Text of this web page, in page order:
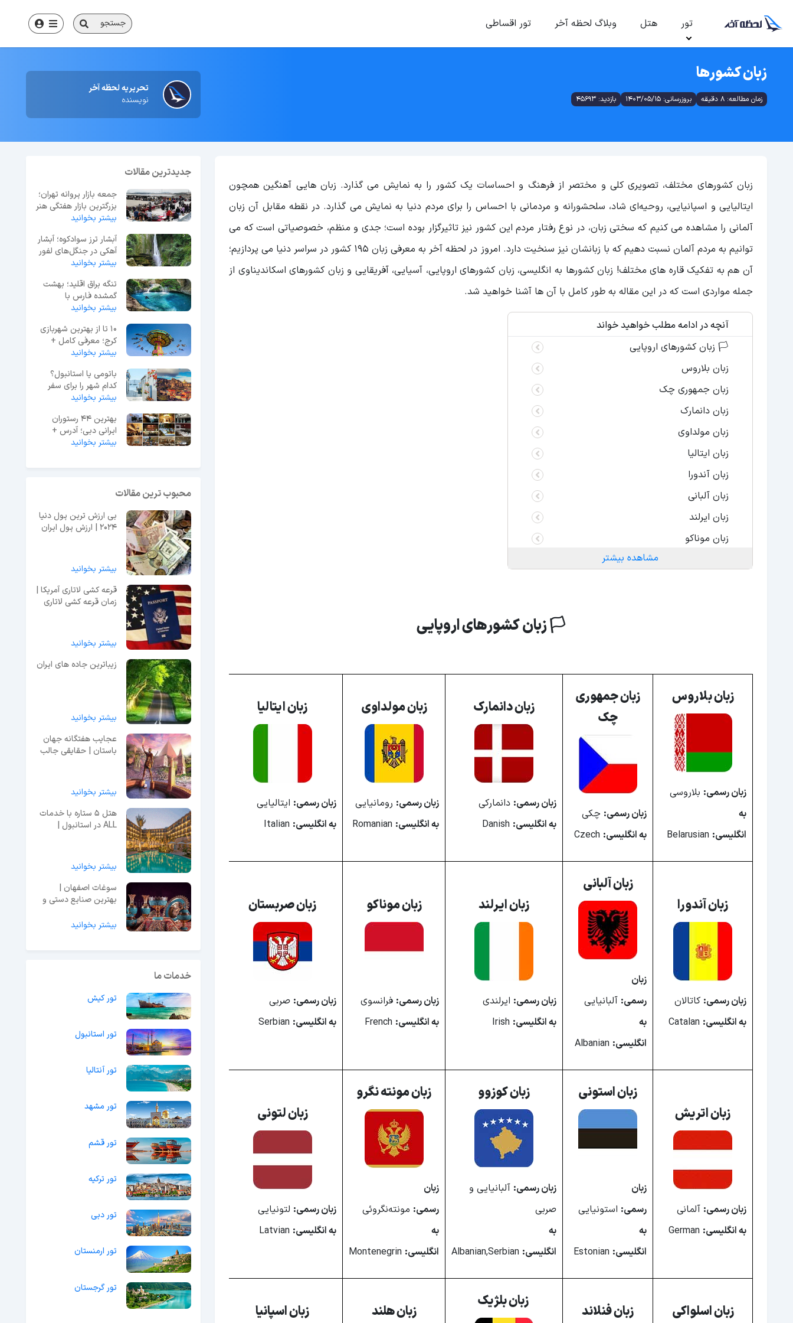
تور هتل وبلاگ لحظه آخر تور اقساطی جستجو
زبان کشورها
زمان مطالعه: 8 دقیقه بروزرسانی: 1403/05/15 بازدید: 45693
تحریریه لحظه آخر
نویسنده
زبان کشورهای مختلف، تصویری کلی و مختصر از فرهنگ و احساسات یک کشور را به نمایش می گذارد. زبان هایی آهنگین همچون
ایتالیایی و اسپانیایی، روحیه‌ای شاد، سلحشورانه و مردمانی با احساس را برای مردم دنیا به نمایش می گذارد. در نقطه مقابل آن زبان
آلمانی را مشاهده می کنیم که سختی زبان، در نوع رفتار مردم این کشور نیز تاثیرگزار بوده است؛ جدی و منظم، خصوصیاتی است که می
توانیم به مردم آلمان نسبت دهیم که با زبانشان نیز سنخیت دارد. امروز در لحظه آخر به معرفی زبان 195 کشور در سراسر دنیا می پردازیم؛
آن هم به تفکیک قاره های مختلف! زبان کشورها به انگلیسی، زبان کشورهای اروپایی، آسیایی، آفریقایی و زبان کشورهای اسکاندیناوی از
جمله مواردی است که در این مقاله به طور کامل با آن ها آشنا خواهید شد.
آنچه در ادامه مطلب خواهید خواند
🏳️ زبان کشورهای اروپایی
زبان بلاروس
زبان جمهوری چک
زبان دانمارک
زبان مولداوی
زبان ایتالیا
زبان آندورا
زبان آلبانی
زبان ایرلند
زبان موناکو
زبان اسلواکی
زبان بلژیک
زبان هلند
زبان اسپانیا
زبان آلمان
زبان لیختن اشتاین
زبان نروژ
زبان بوسنی و هرزگوین
زبان بلغارستان
زبان لیتوانی
زبان لهستان
زبان سوئد
زبان مقدونیه
زبان یونان
زبان پرتغال
زبان کرواسی
زبان مجارستان
زبان مالت
زبان ایسلند
زبان اسلوونی
زبان سان مارینو
مشاهده بیشتر
🏳️ زبان کشورهای اروپایی
زبان بلاروس
زبان رسمی: بلاروسی
به
انگلیسی:
زبان جمهوری
چک
زبان رسمی: چکی
به انگلیسی:
زبان دانمارک
زبان رسمی: دانمارکی
به انگلیسی:
زبان مولداوی
زبان رسمی:
به انگلیسی:
زبان ایتالیا
زبان رسمی: ایتالیایی
به انگلیسی:
زبان آندورا
زبان رسمی: کاتالان
به انگلیسی:
زبان آلبانی
زبان
رسمی: آلبانیایی
به
انگلیسی:
زبان ایرلند
زبان رسمی: ایرلندی
به انگلیسی:
زبان موناکو
زبان رسمی: فرانسوی
به انگلیسی:
زبان صربستان
زبان رسمی: صربی
به انگلیسی:
زبان اتریش
زبان رسمی: آلمانی
به انگلیسی:
زبان استونی
زبان
رسمی: استونیایی
به
انگلیسی:
زبان کوزوو
زبان رسمی: آلبانیایی و
صربی
به
انگلیسی:
زبان مونته نگرو
زبان
رسمی: مونته‌نگروئی
به
انگلیسی:
زبان لتونی
زبان رسمی: لتونیایی
به انگلیسی:
زبان اسلواکی زبان فنلاند
زبان بلژیک
زبان هلند زبان اسپانیا
جدیدترین مقالات
جمعه بازار پروانه تهران؛
بزرگترین بازار هفتگی هنر
و نوستالژی
بیشتر بخوانید
آبشار ترز سوادکوه؛ آبشار
آهکی در جنگل‌های لفور
مازندران
بیشتر بخوانید
تنگه براق اقلید؛ بهشت
گمشده فارس با
آبشارهای زیبا
بیشتر بخوانید
10 تا از بهترین شهربازی
کرج؛ معرفی کامل +
آدرس دقیق
بیشتر بخوانید
باتومی یا استانبول؟
کدام شهر را برای سفر
انتخاب کنیم؟
بیشتر بخوانید
بهترین 44 رستوران
ایرانی دبی؛ آدرس +
تلفن و ساعات کاری
بیشتر بخوانید
محبوب ترین مقالات
بی ارزش ترین پول دنیا
2024 | ارزش پول ایران
بیشتر بخوانید
قرعه کشی لاتاری آمریکا |
زمان قرعه کشی لاتاری
بیشتر بخوانید
زیباترین جاده های ایران
بیشتر بخوانید
عجایب هفتگانه جهان
باستان | حقایقی جالب
بیشتر بخوانید
هتل 5 ستاره با خدمات
ALL در استانبول |
بیشتر بخوانید
سوغات اصفهان |
بهترین صنایع دستی و
بیشتر بخوانید
خدمات ما
تور کیش
تور استانبول
تور آنتالیا
تور مشهد
تور قشم
تور ترکیه
تور دبی
تور ارمنستان
تور گرجستان